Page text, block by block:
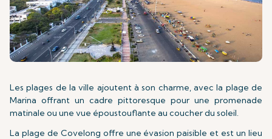
Les plages de la ville ajoutent à son charme, avec la plage de
Marina offrant un cadre pittoresque pour une promenade
matinale ou une vue époustouflante au coucher du soleil.
La plage de Covelong offre une évasion paisible et est un lieu